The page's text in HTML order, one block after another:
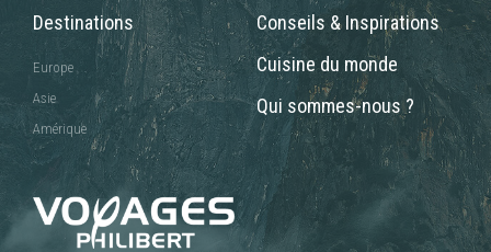
Destinations
Europe
Asie
Amérique
Conseils & Inspirations
Cuisine du monde
Qui sommes-nous ?